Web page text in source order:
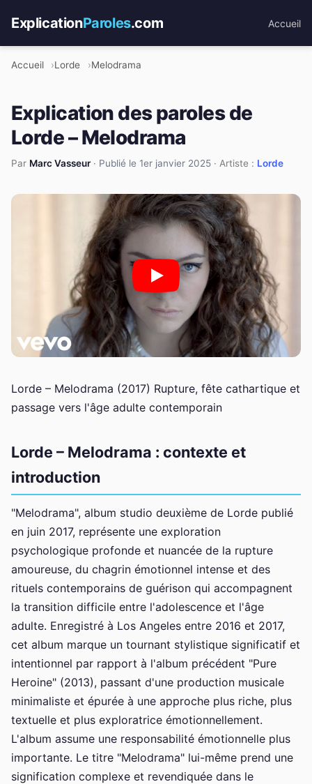
ExplicationParoles.com Accueil
Accueil Lorde Melodrama
Explication des paroles de
Lorde – Melodrama
Par Marc Vasseur· Publié le 1er janvier 2025 · Artiste : Lorde
Lorde – Melodrama (2017) Rupture, fête cathartique et
passage vers l'âge adulte contemporain
Lorde – Melodrama : contexte et
introduction
"Melodrama", album studio deuxième de Lorde publié
en juin 2017, représente une exploration
psychologique profonde et nuancée de la rupture
amoureuse, du chagrin émotionnel intense et des
rituels contemporains de guérison qui accompagnent
la transition difficile entre l'adolescence et l'âge
adulte. Enregistré à Los Angeles entre 2016 et 2017,
cet album marque un tournant stylistique significatif et
intentionnel par rapport à l'album précédent "Pure
Heroine" (2013), passant d'une production musicale
minimaliste et épurée à une approche plus riche, plus
textuelle et plus exploratrice émotionnellement.
L'album assume une responsabilité émotionnelle plus
importante. Le titre "Melodrama" lui-même prend une
signification complexe et revendiquée dans le